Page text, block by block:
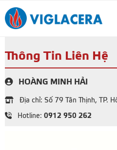
Thông Tin Liên Hệ
HOÀNG MINH HẢI
Địa chỉ: Số 79 Tân Thịnh, TP.
Hotline: 0912 950 262